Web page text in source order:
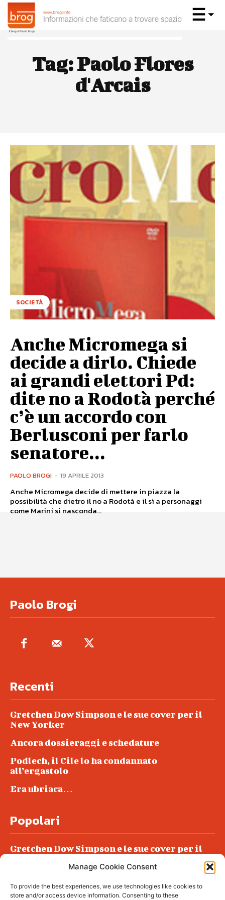
Manage Cookie Consent
To provide the best experiences, we use technologies like cookies to
store and/or access device information. Consenting to these
Tag:Paolo Flores
d'Arcais
SOCIETÀ
Anche Micromega si
decide a dirlo. Chiede
ai grandi elettori Pd:
dite no a Rodotà perché
c’è un accordo con
Berlusconi per farlo
senatore...
PAOLO BROGI - 19 APRILE 2013
Anche Micromega decide di mettere in piazza la
possibilità che dietro il no a Rodotà e il sì a personaggi
come Marini si nasconda...
Paolo Brogi
Recenti
Gretchen Dow Simpson e le sue cover per il
New Yorker
Ancora dossieraggi e schedature
Podlech, il Cile lo ha condannato
all’ergastolo
Era ubriaca…
Popolari
Gretchen Dow Simpson e le sue cover per il
Podlech, il Cile lo ha condannato